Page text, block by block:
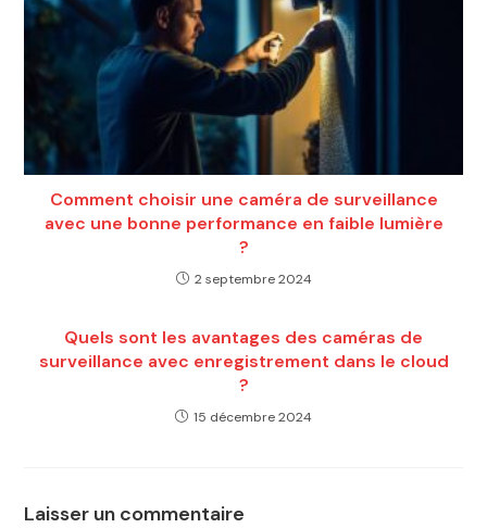
Comment choisir une caméra de surveillance
avec une bonne performance en faible lumière
?
2 septembre 2024
Quels sont les avantages des caméras de
surveillance avec enregistrement dans le cloud
?
15 décembre 2024
Laisser un commentaire